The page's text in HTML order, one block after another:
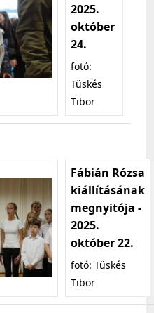
2025.
október
24.
fotó:
Tüskés
Tibor
Fábián Rózsa
kiállításának
megnyitója -
2025.
október 22.
fotó: Tüskés
Tibor